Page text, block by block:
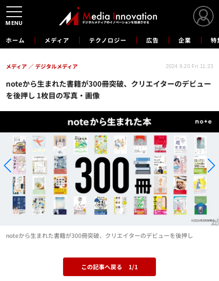
ホーム メディア テクノロジー 広告 企業 特
noteから生まれた書籍が300冊突破、クリエイターのデビュー
を後押し 1枚目の写真・画像
メディア デジタルメディア 2024.9.20 Fri 11:23
noteから生まれた書籍が300冊突破、クリエイターのデビューを後押し
この記事へ戻る 1/1
MENU